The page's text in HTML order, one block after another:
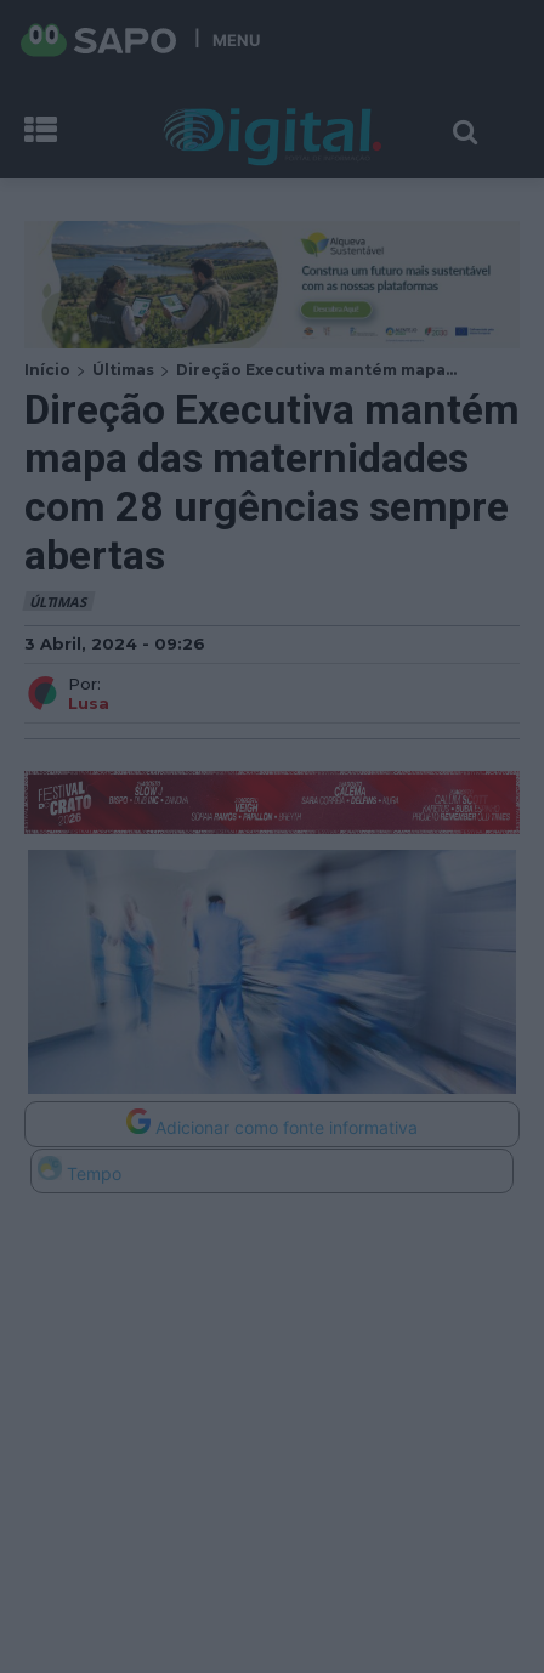
MENU
Início Últimas Direção Executiva mantém mapa...
Direção Executiva mantém
mapa das maternidades
com 28 urgências sempre
abertas
ÚLTIMAS
3 Abril, 2024 - 09:26
Por:
Lusa
Adicionar como fonte informativa
Tempo